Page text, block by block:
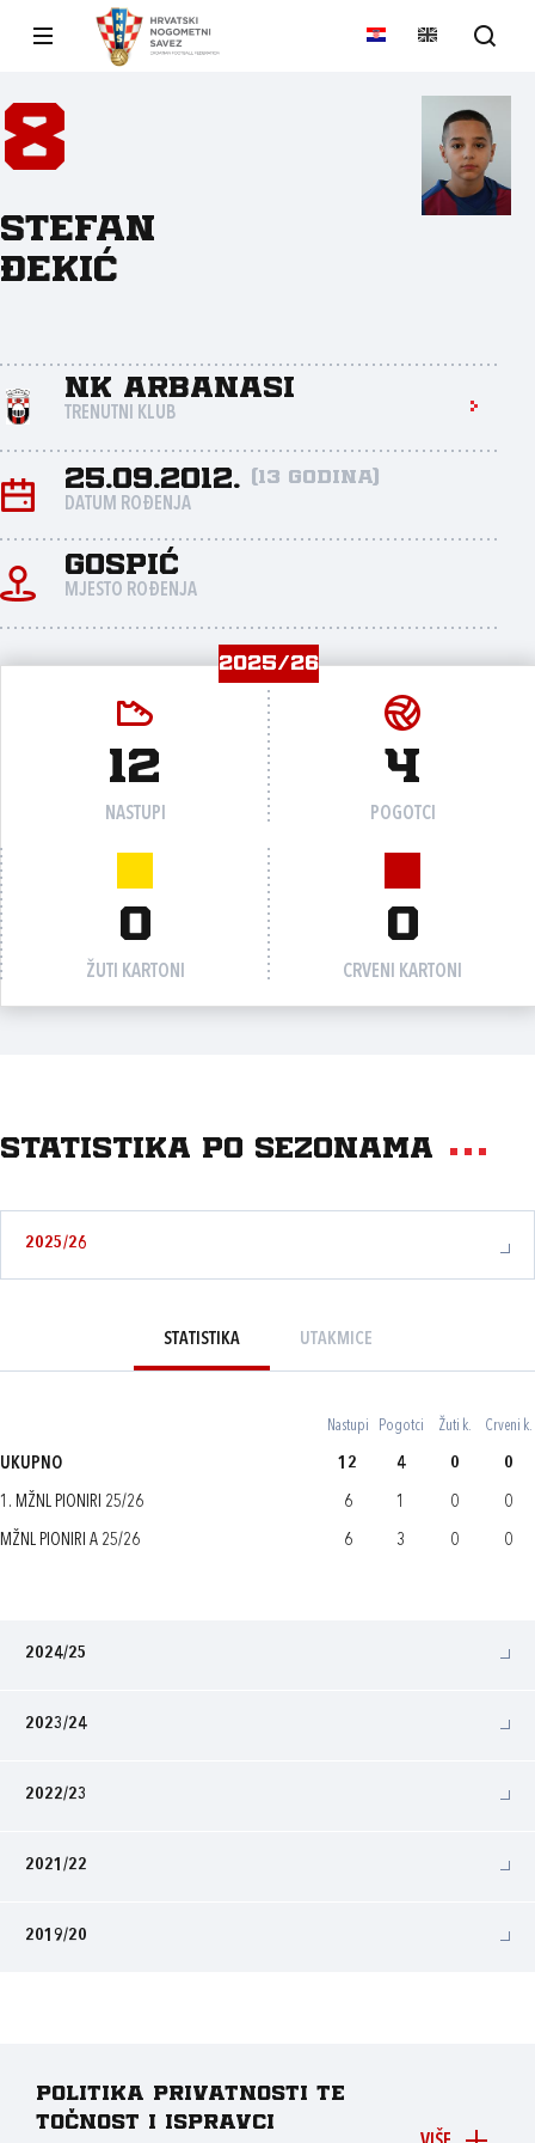
8
Stefan
Đekić
NK Arbanasi
TRENUTNI KLUB
25.09.2012. (13 godina)
DATUM ROĐENJA
Gospić
MJESTO ROĐENJA
2025/26
12
NASTUPI
4
POGOTCI
0
ŽUTI KARTONI
0
CRVENI KARTONI
Statistika po sezonama
2025/26
STATISTIKA UTAKMICE
Nastupi Pogotci Žuti k. Crveni k.
UKUPNO 12 4 0 0
1. MŽNL PIONIRI 25/26 6 1 0 0
MŽNL PIONIRI A 25/26 6 3 0 0
2024/25
2023/24
2022/23
2021/22
2019/20
Politika privatnosti te
točnost i ispravci